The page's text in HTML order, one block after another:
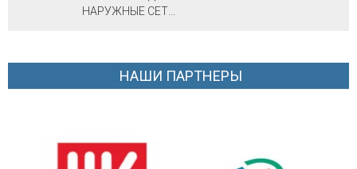
НАРУЖНЫЕ СЕТ...
НАШИ ПАРТНЕРЫ